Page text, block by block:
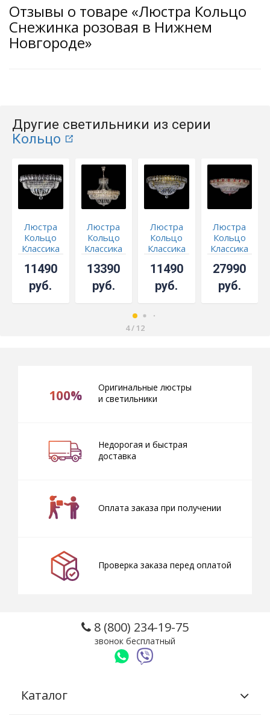
Отзывы о товаре «Люстра Кольцо
Снежинка розовая в Нижнем
Новгороде»
Другие светильники из серии
Кольцо
Люстра
Кольцо
Классика
11490
руб.
Люстра
Кольцо
Классика
с
подвесом
13390
руб.
Люстра
Кольцо
Классика
бронзу
400 мм -
СКИДКА!!!
11490
руб.
Люстра
Кольцо
Классика
800 мм
27990
руб.
4/ 12
100%
Оригинальные люстры
и светильники
Недорогая и быстрая
доставка
Оплата заказа при получении
Проверка заказа перед оплатой
8 (800) 234-19-75
звонок бесплатный
Каталог